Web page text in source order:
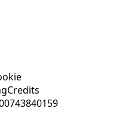
Credits